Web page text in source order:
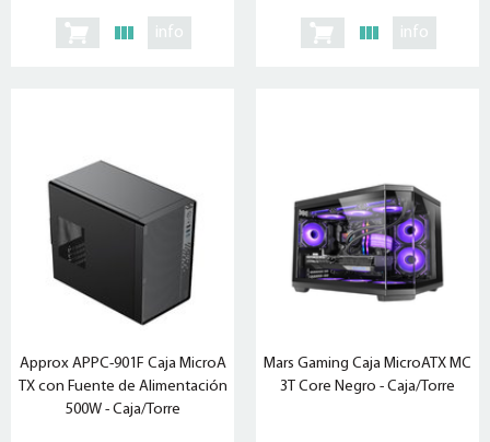
info info
Approx APPC-901F Caja MicroA
TX con Fuente de Alimentación
500W - Caja/Torre
Mars Gaming Caja MicroATX MC
3T Core Negro - Caja/Torre